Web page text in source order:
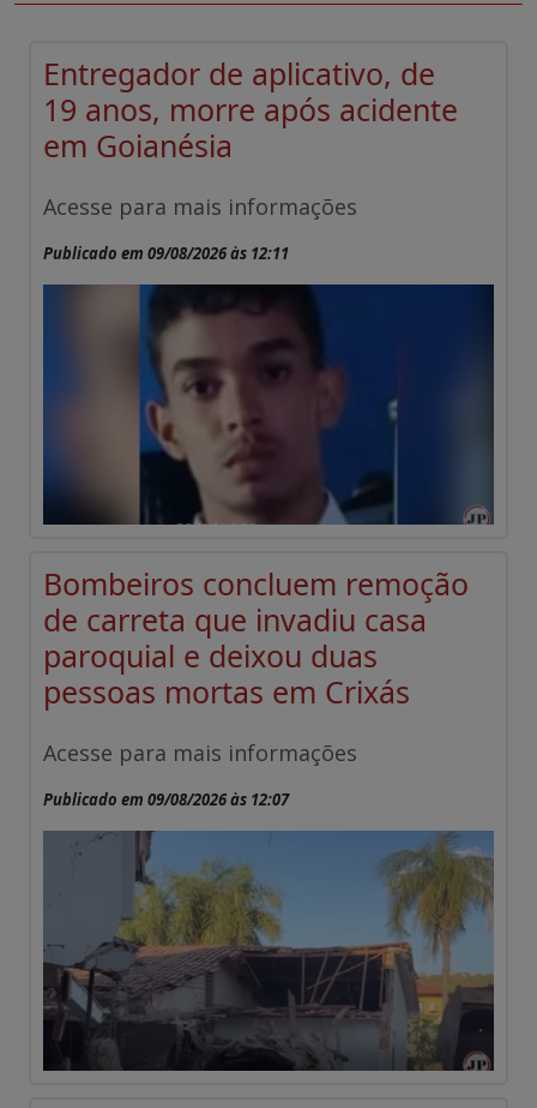
Entregador de aplicativo, de
19 anos, morre após acidente
em Goianésia
Acesse para mais informações
Publicado em 09/08/2026 às 12:11
Bombeiros concluem remoção
de carreta que invadiu casa
paroquial e deixou duas
pessoas mortas em Crixás
Acesse para mais informações
Publicado em 09/08/2026 às 12:07